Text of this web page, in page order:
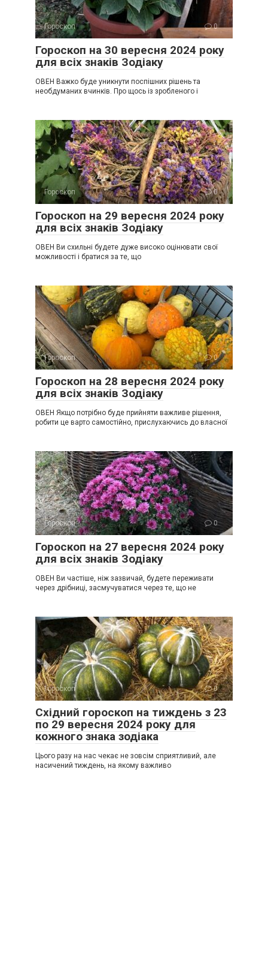
Гороскоп 0
Гороскоп на 30 вересня 2024 року
для всіх знаків Зодіаку
ОВЕН Важко буде уникнути поспішних рішень та
необдуманих вчинків. Про щось із зробленого і
Гороскоп 0
Гороскоп на 29 вересня 2024 року
для всіх знаків Зодіаку
ОВЕН Ви схильні будете дуже високо оцінювати свої
можливості і братися за те, що
Гороскоп 0
Гороскоп на 28 вересня 2024 року
для всіх знаків Зодіаку
ОВЕН Якщо потрібно буде прийняти важливе рішення,
робити це варто самостійно, прислухаючись до власної
Гороскоп 0
Гороскоп на 27 вересня 2024 року
для всіх знаків Зодіаку
ОВЕН Ви частіше, ніж зазвичай, будете переживати
через дрібниці, засмучуватися через те, що не
Гороскоп 0
Східний гороскоп на тиждень з 23
по 29 вересня 2024 року для
кожного знака зодіака
Цього разу на нас чекає не зовсім сприятливий, але
насичений тиждень, на якому важливо